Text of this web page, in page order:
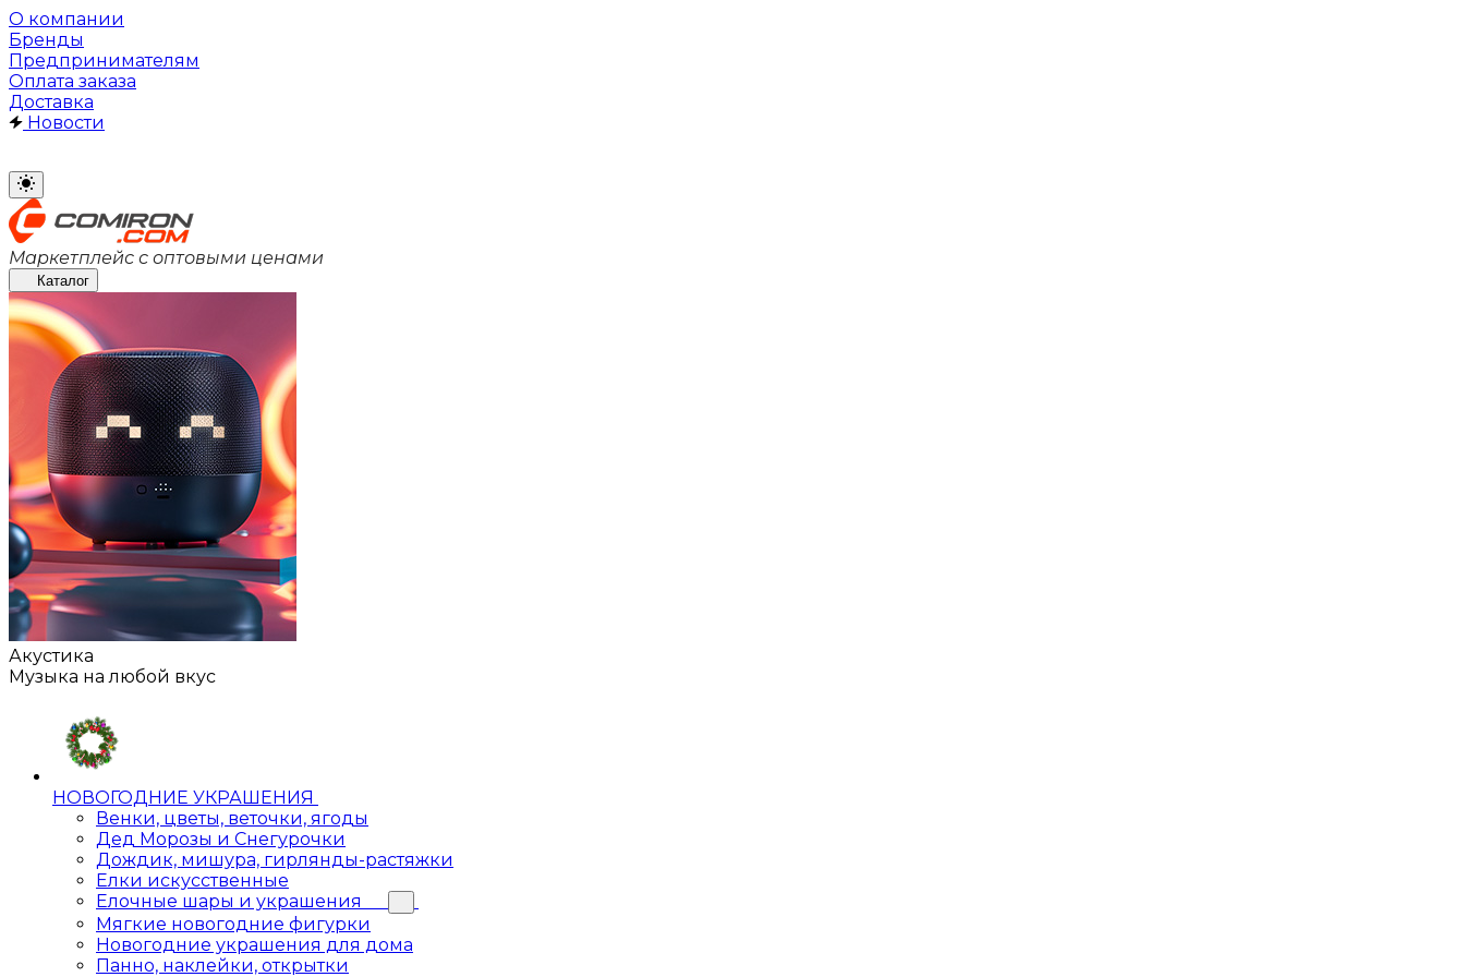
О компании
Бренды
Предпринимателям
Оплата заказа
Доставка
Новости
Маркетплейс с оптовыми ценами
Каталог
Акустика
Музыка на любой вкус
НОВОГОДНИЕ УКРАШЕНИЯ
Венки, цветы, веточки, ягоды
Дед Морозы и Снегурочки
Дождик, мишура, гирлянды-растяжки
Елки искусственные
Елочные шары и украшения
Мягкие новогодние фигурки
Новогодние украшения для дома
Панно, наклейки, открытки